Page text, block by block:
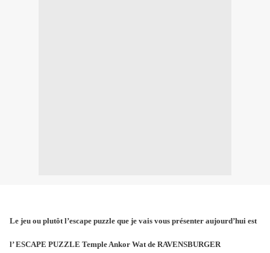
Le jeu ou plutôt l’escape puzzle que je vais vous présenter aujourd’hui est
l’ ESCAPE PUZZLE Temple Ankor Wat de RAVENSBURGER